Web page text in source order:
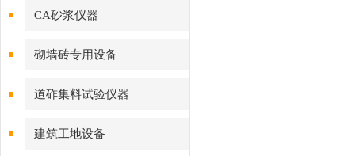
CA砂浆仪器
砌墙砖专用设备
道砟集料试验仪器
建筑工地设备